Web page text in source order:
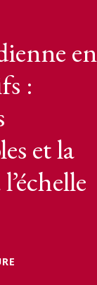
en
:
et la